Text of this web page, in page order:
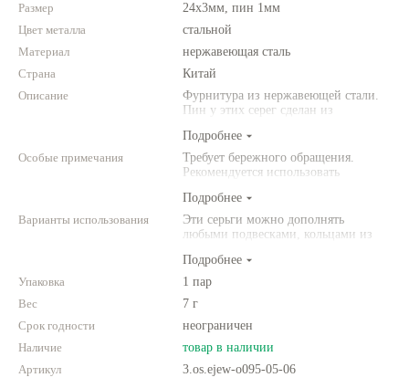
Каталог
Фотофорум
Размер
24х3мм, пин 1мм
Цвет металла
стальной
Материал
нержавеющая сталь
Страна
Китай
Описание
Фурнитура из нержавеющей стали.
Пин у этих серег сделан из
стали
Подробнее
Особые примечания
Требует бережного обращения.
Рекомендуется использовать
американского производства).
Подробнее
Варианты использования
Эти серьги можно дополнять
любыми подвесками, кольцами из
Универсальная вещь!
Подробнее
Упаковка
1 пар
Вес
7 г
Срок годности
неограничен
Наличие
товар в наличии
Артикул
3.os.ejew-o095-05-06